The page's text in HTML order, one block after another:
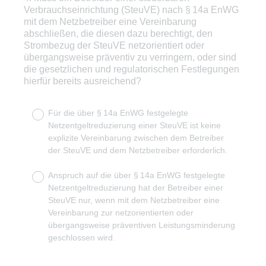
Title
Verbrauchseinrichtung (SteuVE) nach § 14a EnWG
mit dem Netzbetreiber eine Vereinbarung
abschließen, die diesen dazu berechtigt, den
Strombezug der SteuVE netzorientiert oder
übergangsweise präventiv zu verringern, oder sind
die gesetzlichen und regulatorischen Festlegungen
hierfür bereits ausreichend?
Für die über § 14a EnWG festgelegte
Netzentgeltreduzierung einer SteuVE ist keine
explizite Vereinbarung zwischen dem Betreiber
der SteuVE und dem Netzbetreiber erforderlich.
Anspruch auf die über § 14a EnWG festgelegte
Netzentgeltreduzierung hat der Betreiber einer
SteuVE nur, wenn mit dem Netzbetreiber eine
Vereinbarung zur netzorientierten oder
übergangsweise präventiven Leistungsminderung
geschlossen wird.